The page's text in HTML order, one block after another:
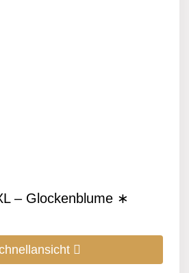
– Glockenblume ∗